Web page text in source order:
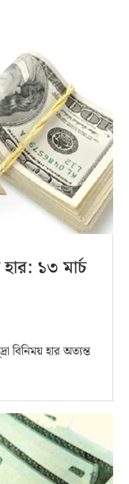
১৩ মার্চ
বিনিময় হার অত্যন্ত